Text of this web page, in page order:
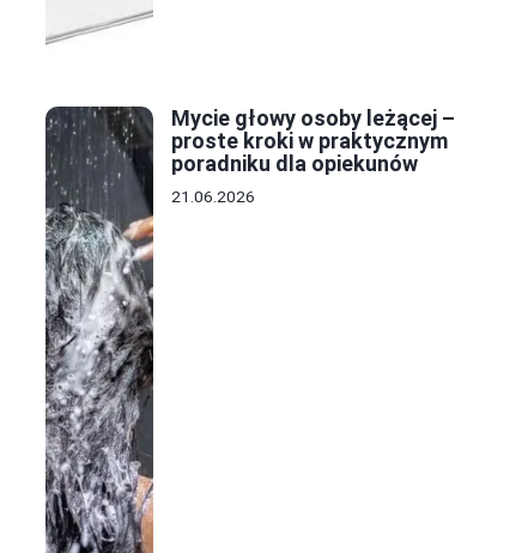
Mycie głowy osoby leżącej –
proste kroki w praktycznym
poradniku dla opiekunów
21.06.2026